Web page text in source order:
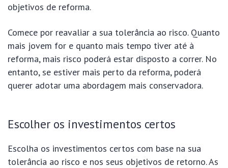
objetivos de reforma.
Comece por reavaliar a sua tolerância ao risco. Quanto
mais jovem for e quanto mais tempo tiver até à
reforma, mais risco poderá estar disposto a correr. No
entanto, se estiver mais perto da reforma, poderá
querer adotar uma abordagem mais conservadora.
Escolher os investimentos certos
Escolha os investimentos certos com base na sua
tolerância ao risco e nos seus objetivos de retorno. As